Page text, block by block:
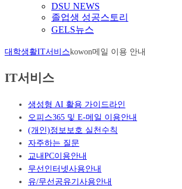
DSU NEWS
졸업생 성공스토리
GELS뉴스
대학생활IT서비스kowon메일 이용 안내
IT서비스
생성형 AI 활용 가이드라인
오피스365 및 E-메일 이용안내
(개인)정보보호 실천수칙
자주하는 질문
교내PC이용안내
무선인터넷사용안내
유/무선공유기사용안내